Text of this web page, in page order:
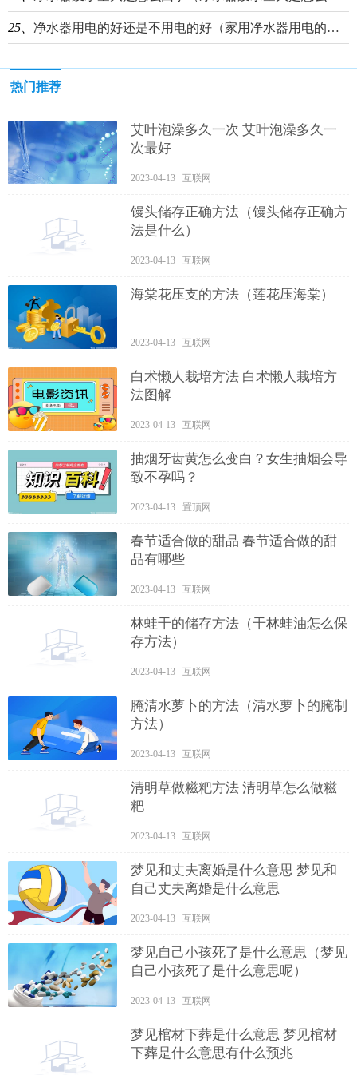
25、 净水器用电的好还是不用电的好（家用净水器用电的好还是不用电的好）
热门推荐
艾叶泡澡多久一次 艾叶泡澡多久一
次最好
2023-04-13 互联网
馒头储存正确方法（馒头储存正确方
法是什么）
2023-04-13 互联网
海棠花压支的方法（莲花压海棠）
2023-04-13 互联网
白术懒人栽培方法 白术懒人栽培方
法图解
2023-04-13 互联网
抽烟牙齿黄怎么变白？女生抽烟会导
致不孕吗？
2023-04-13 置顶网
春节适合做的甜品 春节适合做的甜
品有哪些
2023-04-13 互联网
林蛙干的储存方法（干林蛙油怎么保
存方法）
2023-04-13 互联网
腌清水萝卜的方法（清水萝卜的腌制
方法）
2023-04-13 互联网
清明草做糍粑方法 清明草怎么做糍
粑
2023-04-13 互联网
梦见和丈夫离婚是什么意思 梦见和
自己丈夫离婚是什么意思
2023-04-13 互联网
梦见自己小孩死了是什么意思（梦见
自己小孩死了是什么意思呢）
2023-04-13 互联网
梦见棺材下葬是什么意思 梦见棺材
下葬是什么意思有什么预兆